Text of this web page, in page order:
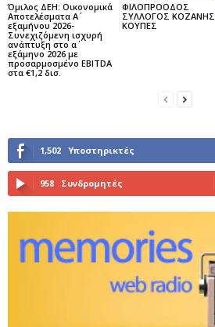
Όμιλος ΔΕΗ: Οικονομικά
Αποτελέσματα Α΄
εξαμήνου 2026-
Συνεχιζόμενη ισχυρή
ανάπτυξη στο α΄
εξάμηνο 2026 με
προσαρμοσμένο EBITDA
στα €1,2 δισ.
ΦΙΛΟΠΡΟΟΔΟΣ
ΣΥΛΛΟΓΟΣ ΚΟΖΑΝΗΣ
ΚΟΥΠΕΣ
1,502 Υποστηρικτές
958 Συνδρομητές